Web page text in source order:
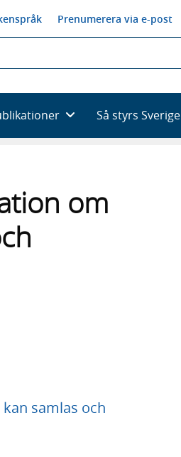
Prenumerera via e-post
Så styrs Sverige
om
samlas och